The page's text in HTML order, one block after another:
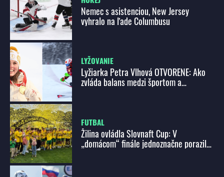
Nemec s asistenciou, New Jersey
vyhralo na ľade Columbusu
LYŽOVANIE
Lyžiarka Petra Vlhová OTVORENE: Ako
zvláda balans medzi športom a
FUTBAL
Žilina ovládla Slovnaft Cup: V
„domácom“ finále jednoznačne porazila